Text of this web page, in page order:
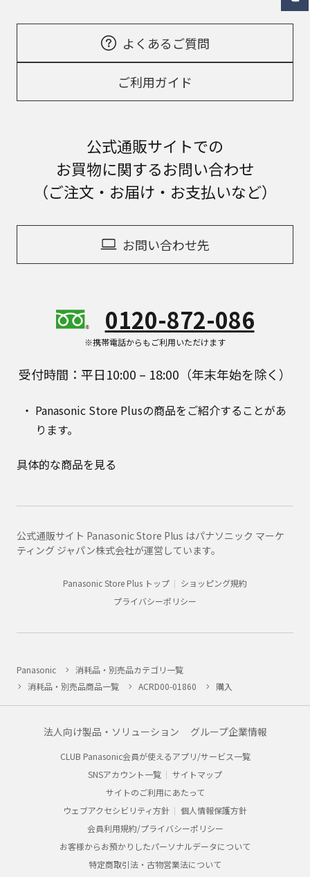
よくあるご質問
ご利用ガイド
公式通販サイトでの
お買物に関するお問い合わせ
（ご注文・お届け・お支払いなど）
お問い合わせ先
0120-872-086
※携帯電話からもご利用いただけます
受付時間：平日10:00 – 18:00（年末年始を除く）
Panasonic Store Plusの商品をご紹介することがあ
ります。
具体的な商品を見る
公式通販サイト Panasonic Store Plus はパナソニック マーケ
ティング ジャパン株式会社が運営しています。
Panasonic Store Plus トップ
ショッピング規約
プライバシーポリシー
Panasonic
消耗品・別売品カテゴリ一覧
消耗品・別売品商品一覧
ACRD00-01860 購入
法人向け製品・ソリューション グループ企業情報
CLUB Panasonic会員が使えるアプリ/サービス一覧
SNSアカウント一覧
サイトマップ
サイトのご利用にあたって
ウェブアクセシビリティ方針
個人情報保護方針
会員利用規約/プライバシーポリシー
お客様からお預かりしたパーソナルデータについて
特定商取引法・古物営業法について